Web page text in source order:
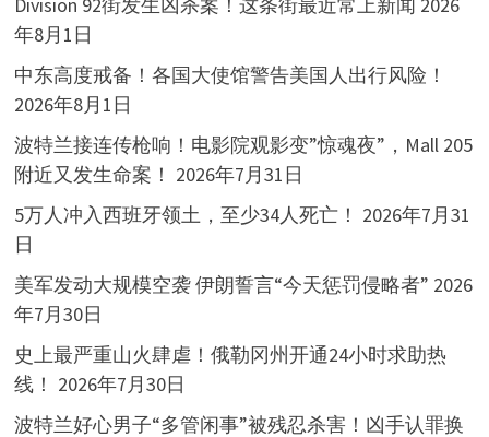
年8月1日
中东高度戒备！各国大使馆警告美国人出行风险！
2026年8月1日
波特兰接连传枪响！电影院观影变”惊魂夜”，Mall 205
附近又发生命案！ 2026年7月31日
5万人冲入西班牙领土，至少34人死亡！ 2026年7月31
日
美军发动大规模空袭 伊朗誓言“今天惩罚侵略者” 2026
年7月30日
史上最严重山火肆虐！俄勒冈州开通24小时求助热
线！ 2026年7月30日
波特兰好心男子“多管闲事”被残忍杀害！凶手认罪换